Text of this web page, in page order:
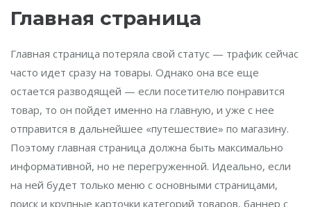
Главная страница
Главная страница потеряла свой статус — трафик сейчас
часто идет сразу на товары. Однако она все еще
остается разводящей — если посетителю понравится
товар, то он пойдет именно на главную, и уже с нее
отправится в дальнейшее «путешествие» по магазину.
Поэтому главная страница должна быть максимально
информативной, но не перегруженной. Идеально, если
на ней будет только меню с основными страницами,
поиск и крупные карточки категорий товаров, баннер с